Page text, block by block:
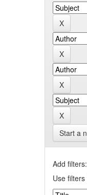
Start a
Add filters:
Use